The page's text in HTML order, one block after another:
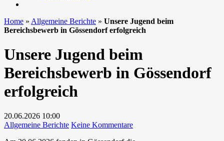
Home » Allgemeine Berichte » Unsere Jugend beim
Bereichsbewerb in Gössendorf erfolgreich
Unsere Jugend beim
Bereichsbewerb in Gössendorf
erfolgreich
20.06.2026 10:00
Allgemeine Berichte Keine Kommentarezu